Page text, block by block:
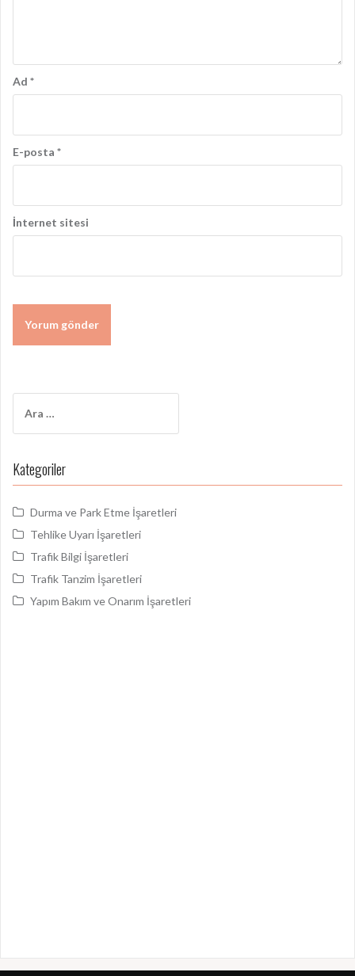
Ad *
E-posta *
İnternet sitesi
Kategoriler
Durma ve Park Etme İşaretleri
Tehlike Uyarı İşaretleri
Trafik Bilgi İşaretleri
Trafik Tanzim İşaretleri
Yapım Bakım ve Onarım İşaretleri